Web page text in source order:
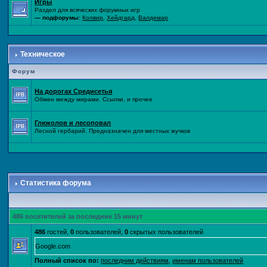
Игры
Раздел для всяческих форумных игр
— подфорумы: Колвир ,Хейдгард ,Валдемар
Техническое
Форум
На дорогах Средисетья
Обмен между мирами. Ссылки, и прочее
Глюколов и лесоповал
Лесной гербарий. Предназначен для местных жучков
Статистика форума
486 посетителей за последние 15 минут
486 гостей,0 пользователей,0 скрытых пользователей
Google.com
Полный список по: последним действиям ,именам пользователей